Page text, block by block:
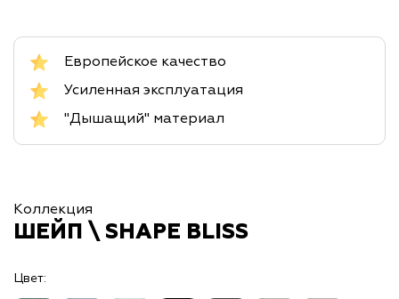
Европейское качество
Усиленная эксплуатация
"Дышащий" материал
Коллекция
ШЕЙП \ SHAPE BLISS
Цвет: